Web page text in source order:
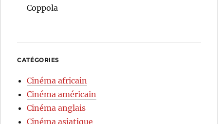
Coppola
CATÉGORIES
Cinéma africain
Cinéma américain
Cinéma anglais
Cinéma asiatique